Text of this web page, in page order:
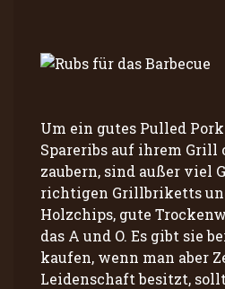
Um ein gutes Pulled
Spareribs auf ihrem Grill
zaubern, sind außer viel
richtigen Grillbriketts
Holzchips, gute
das A und O. Es gibt sie
kaufen, wenn man aber
Leidenschaft besitzt,